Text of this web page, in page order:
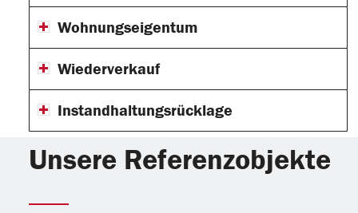
Wohnungseigentum
Wiederverkauf
Instandhaltungsrücklage
Unsere Referenzobjekte